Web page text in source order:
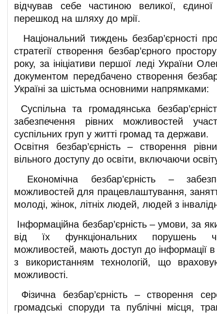
відчував себе частиною великої,
перешкод на шляху до мрії.
Національний тиждень безбар’єрності
стратегії створення безбар’єрного
року, за ініціативи першої леді України
документом передбачено створення
Україні за шістьма основними напрямками:
Суспільна та громадянська
забезпечення рівних можливостей
суспільних груп у житті громад та держави.
Освітня безбар’єрність – створення
вільного доступу до освіти, включаючи
Економічна безбар’єрність –
можливостей для працевлаштування,
молоді, жінок, літніх людей, людей з
Інформаційна безбар’єрність – умови, за
від їх функціональних порушень чи
можливостей, мають доступ до інформації
з використанням технологій, що
можливості.
Фізична безбар’єрність – створення
громадські споруди та публічні місця,